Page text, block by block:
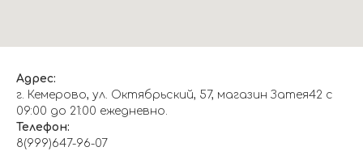
Адрес:
г. Кемерово, ул. Октябрьский, 57, магазин Затея42 с
09:00 до 21:00 ежедневно.
Телефон:
8(999)647-96-07